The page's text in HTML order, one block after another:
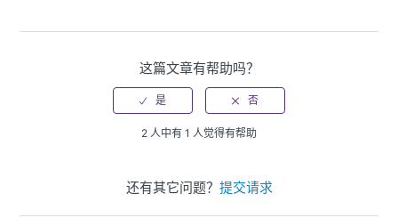
这篇文章有帮助吗？
2 人中有 1 人觉得有帮助
还有其它问题？ 提交请求